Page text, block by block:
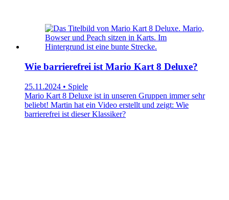
Wie barrierefrei ist Mario Kart 8 Deluxe?
25.11.2024 • Spiele
Mario Kart 8 Deluxe ist in unseren Gruppen immer sehr
beliebt! Martin hat ein Video erstellt und zeigt: Wie
barrierefrei ist dieser Klassiker?